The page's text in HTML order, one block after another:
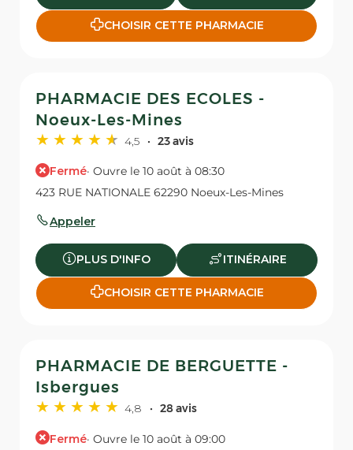
CHOISIR CETTE PHARMACIE
PHARMACIE DES ECOLES -
Noeux-Les-Mines
4,5 23 avis
Fermé· Ouvre le 10 août à 08:30
423 RUE NATIONALE 62290 Noeux-Les-Mines
Appeler
PLUS D'INFO ITINÉRAIRE
CHOISIR CETTE PHARMACIE
PHARMACIE DE BERGUETTE -
Isbergues
4,8 28 avis
Fermé· Ouvre le 10 août à 09:00